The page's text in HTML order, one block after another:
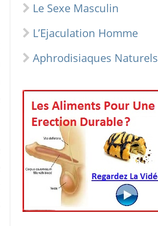
Le Sexe Masculin
L’Ejaculation Homme
Aphrodisiaques Naturels